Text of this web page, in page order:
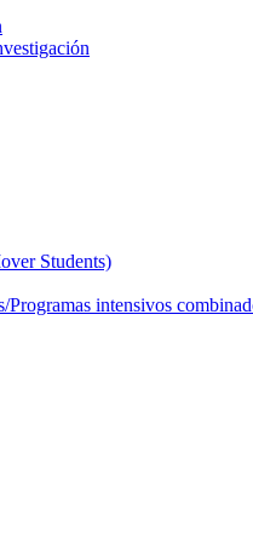
Students)
intensivos